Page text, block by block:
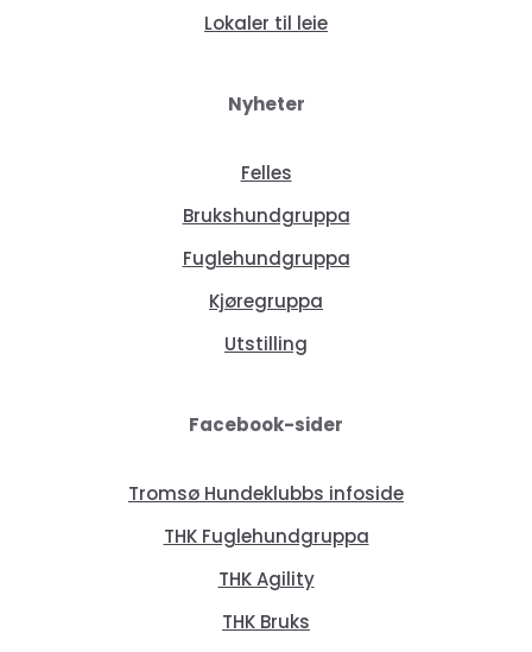
Lokaler til leie
Nyheter
Felles
Brukshundgruppa
Fuglehundgruppa
Kjøregruppa
Utstilling
Facebook-sider
Tromsø Hundeklubbs infoside
THK Fuglehundgruppa
THK Agility
THK Bruks